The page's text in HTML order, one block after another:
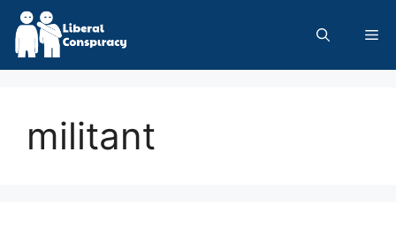
Skip
content
militant